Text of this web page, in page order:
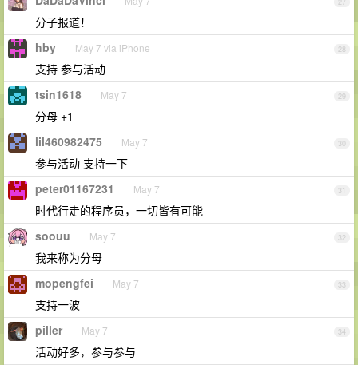
分子报道！
28
hby May 7 via iPhone
支持 参与活动
29
tsin1618 May 7
分母 +1
30
lil460982475 May 7
参与活动 支持一下
31
peter01167231 May 7
时代行走的程序员，一切皆有可能
32
soouu May 7
我来称为分母
33
mopengfei May 7
支持一波
34
piller May 7
活动好多，参与参与